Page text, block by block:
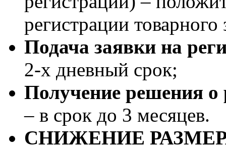
регистрации товарного
Подача заявки на
2-х дневный срок;
Получение решения о
– в срок до 3 месяцев.
СНИЖЕНИЕ